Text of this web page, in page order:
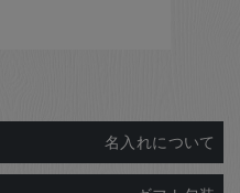
名入れについて